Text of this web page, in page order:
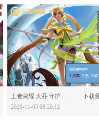
分享：
王者荣耀 大乔 守护 之力-616767
下载
2020-11-05 08:20:12